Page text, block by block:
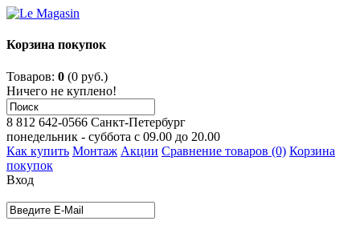
Корзина покупок
Товаров: 0 (0 руб.)
Ничего не куплено!
8 812 642-0566 Санкт-Петербург
понедельник - суббота с 09.00 до 20.00
Как купить Монтаж Акции Сравнение товаров (0) Корзина
покупок
Вход